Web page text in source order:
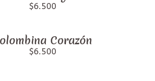
$6.500
Corazón
$6.500